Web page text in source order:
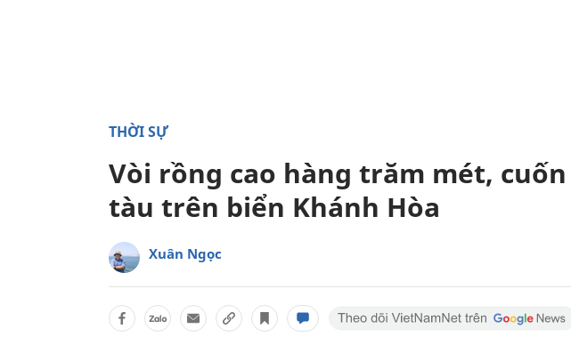
THỜI SỰ
Vòi rồng cao hàng trăm mét,
tàu trên biển Khánh Hòa
Xuân Ngọc